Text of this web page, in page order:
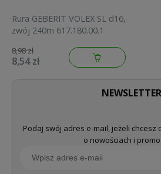
Rura GEBERIT VOLEX SL d16,
zwój 240m 617.180.00.1
8,98 zł
8,54 zł
NEWSLETTER
Podaj swój adres e-mail, jeżeli chcesz
o nowościach i